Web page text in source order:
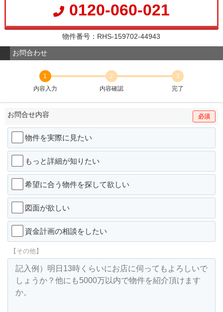
0120-060-021
物件番号：RHS-159702-44943
お問合わせ
1
内容入力
2
内容確認
3
完了
お問合せ内容 必須
物件を実際に見たい
もっと詳細が知りたい
希望に合う物件を探して欲しい
図面が欲しい
資金計画の相談をしたい
【その他】